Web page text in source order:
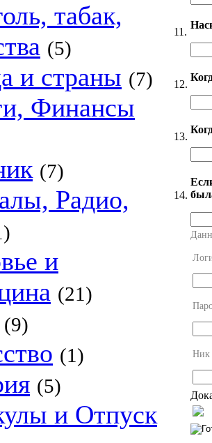
табак,
(5)
и страны (7)
Финансы
(7)
Радио,
и
(21)
(9)
(1)
(5)
и Отпуск
11.
12.
13.
14.
Ник